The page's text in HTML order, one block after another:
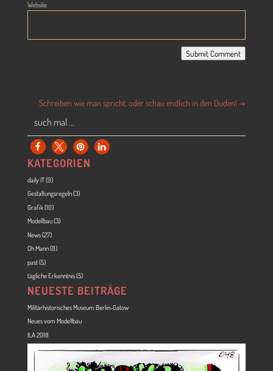
Website
Submit Comment
Schreiben wie man spricht, oder schau endlich in den Duden! →
KATEGORIEN
daily IT(9)
Gestaltungsregeln(3)
Grafik(10)
Modellbau(3)
News(27)
Oh Mann(8)
past(5)
tägliche Erkenntnis(5)
NEUESTE BEITRÄGE
Militärhistorisches Museum Berlin-Gatow
Neues vom Modellbau
ILA 2018